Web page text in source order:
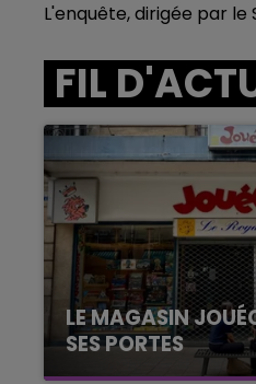
L'enquête, dirigée par le
FIL
LE MAGASIN
SES PORTES
C'était l'une des
14h00
La